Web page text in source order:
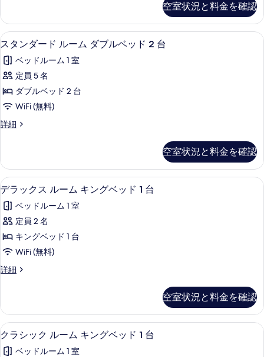
す
べ
て
の
写
真
を
表
す
る
詳
細
ム
ク
イ
ー
ン
ベ
ッ
ド
の
す
べ
て
の
写
真
を
示
す
る
ー
ド
ル
ム
ク
ー
ン
ッ
の
詳
細
空室状況と料金を確認
ス
タ
ン
ダ
ー
ル
ム
ダ
ブ
ル
ベ
ッ
ド
2
す
べ
て
スタンダード ルーム ダブルベッド 2
21
スタンダード ルーム ダブルベッド 2 台
ベッドルーム 1 室
定員 5 名
ダブルベッド 2 台
WiFi (無料)
詳細
ス
ー
ド
ル
ム
ダ
ル
ベ
ド
詳
細
空室状況と料金を確認
デ
ラ
ッ
ク
ス
ー
キ
ン
グ
ベ
デラックス ルーム キングベッド 1 台
5
デラックス ルーム キングベッド 1 台
ベッドルーム 1 室
定員 2 名
キングベッド 1 台
WiFi (無料)
詳細
デ
ス
ル
ー
キ
空室状況と料金を確認
ク
ラ
クラシック ルーム キングベッド 1 台
5
クラシック ルーム キングベッド 1 台
ベッドルーム 1 室